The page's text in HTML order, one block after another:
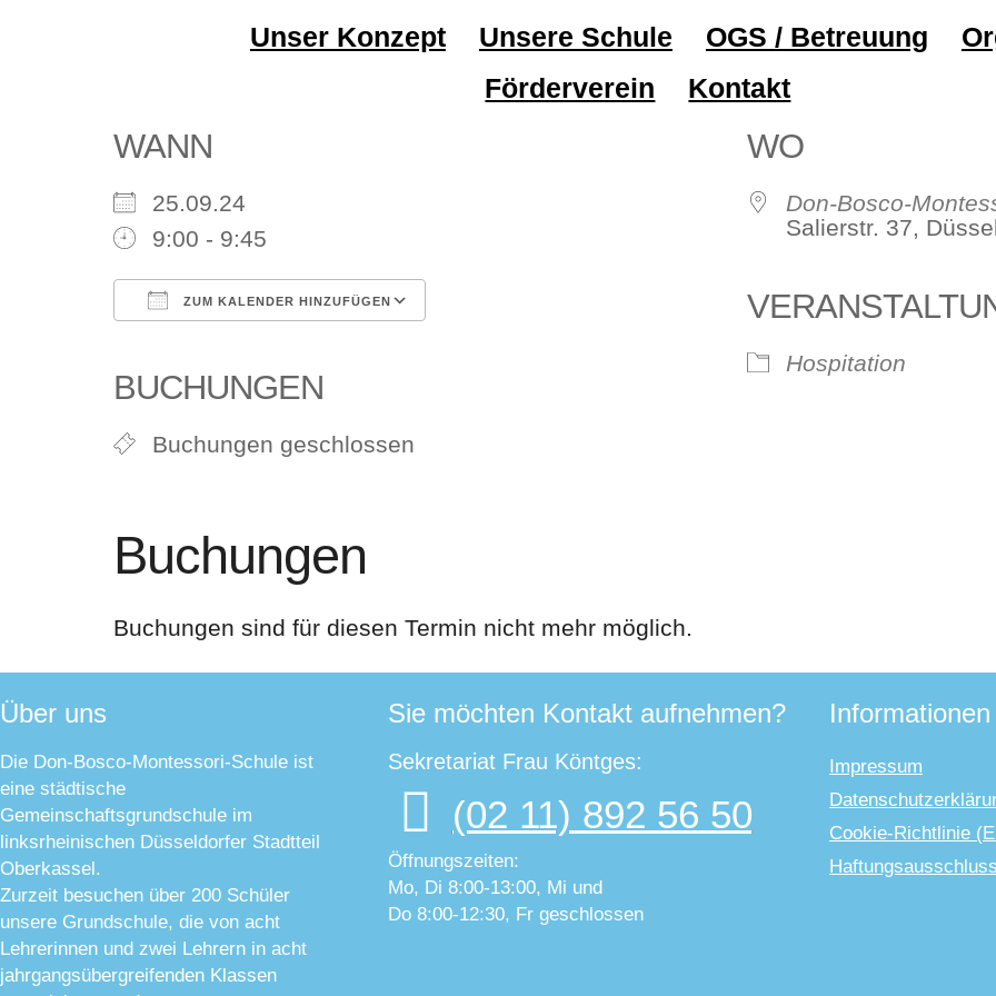
Unser Konzept Unsere Schule OGS / Betreuung
Förderverein
Kontakt
WANN
25.09.24
9:00 - 9:45
ZUM KALENDER HINZUFÜGEN
iCalendar
BUCHUNGEN
Buchungen geschlossen
WO
Don-Bosco-
Salierstr. 37,
Hospitation
Buchungen
Buchungen sind für diesen Termin nicht mehr möglich.
Über uns
Die Don-Bosco-Montessori-Schule ist
eine städtische
Gemeinschaftsgrundschule im
linksrheinischen Düsseldorfer Stadtteil
Oberkassel.
Zurzeit besuchen über 200 Schüler
unsere Grundschule, die von acht
Lehrerinnen und zwei Lehrern in acht
jahrgangsübergreifenden Klassen
Sie möchten Kontakt aufnehmen?
Sekretariat Frau Köntges:
(02 11) 892 56 50
Öffnungszeiten:
Mo, Di 8:00-13:00, Mi und
Do 8:00-12:30, Fr geschlossen
Informationen
Impressum
Cookie-Richtlinie
Haftungsausschluss